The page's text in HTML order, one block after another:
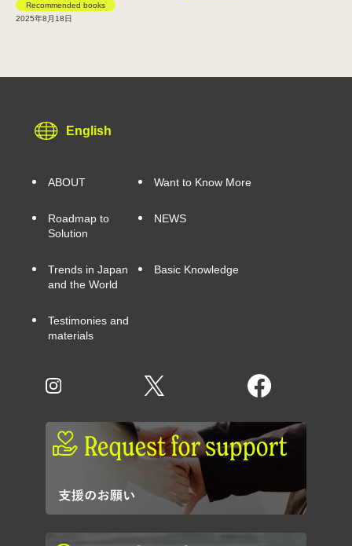
Recommended books
2025年8月18日
English
ABOUT Want to Know More
Roadmap to
Solution
NEWS
Trends in Japan
and the World
Basic Knowledge
Testimonies and
materials